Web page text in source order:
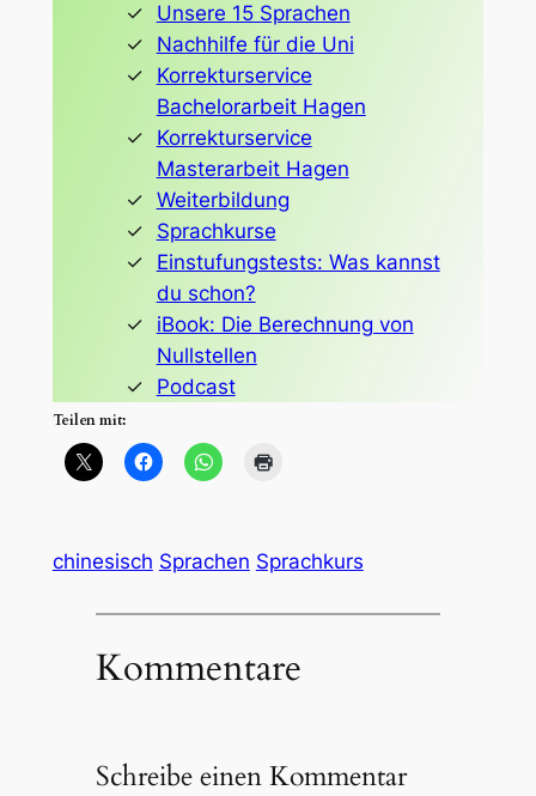
Unsere 15 Sprachen
Nachhilfe für die Uni
Korrekturservice
Bachelorarbeit Hagen
Korrekturservice
Masterarbeit Hagen
Weiterbildung
Sprachkurse
Einstufungstests: Was kannst
du schon?
iBook: Die Berechnung von
Nullstellen
Podcast
Teilen mit:
chinesisch Sprachen Sprachkurs
Kommentare
Schreibe einen Kommentar